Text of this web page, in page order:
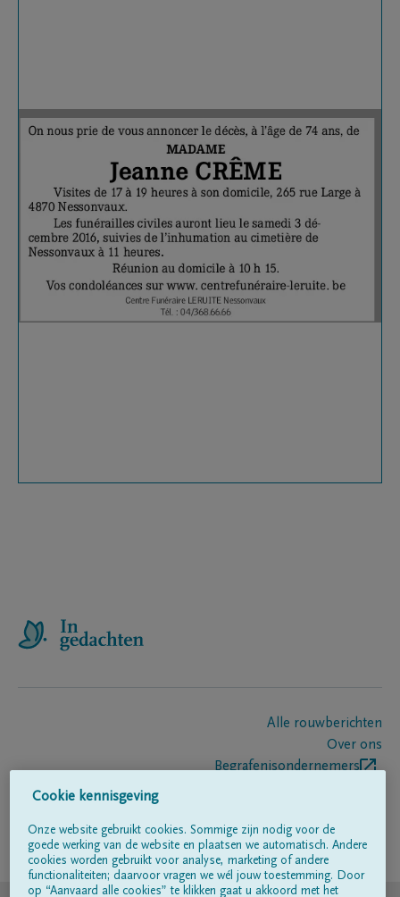
Alle rouwberichten
Over ons
Begrafenisondernemers
Volg ons op
Cookie kennisgeving
Onze website gebruikt cookies. Sommige zijn nodig voor de
goede werking van de website en plaatsen we automatisch. Andere
cookies worden gebruikt voor analyse, marketing of andere
functionaliteiten; daarvoor vragen we wél jouw toestemming. Door
op “Aanvaard alle cookies” te klikken gaat u akkoord met het